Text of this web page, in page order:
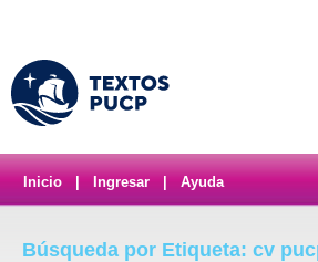
Inicio Ingresar Ayuda
Búsqueda por Etiqueta: cv